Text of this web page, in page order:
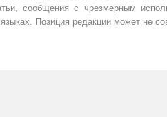
сообщения с чрезмерным
Позиция редакции может не